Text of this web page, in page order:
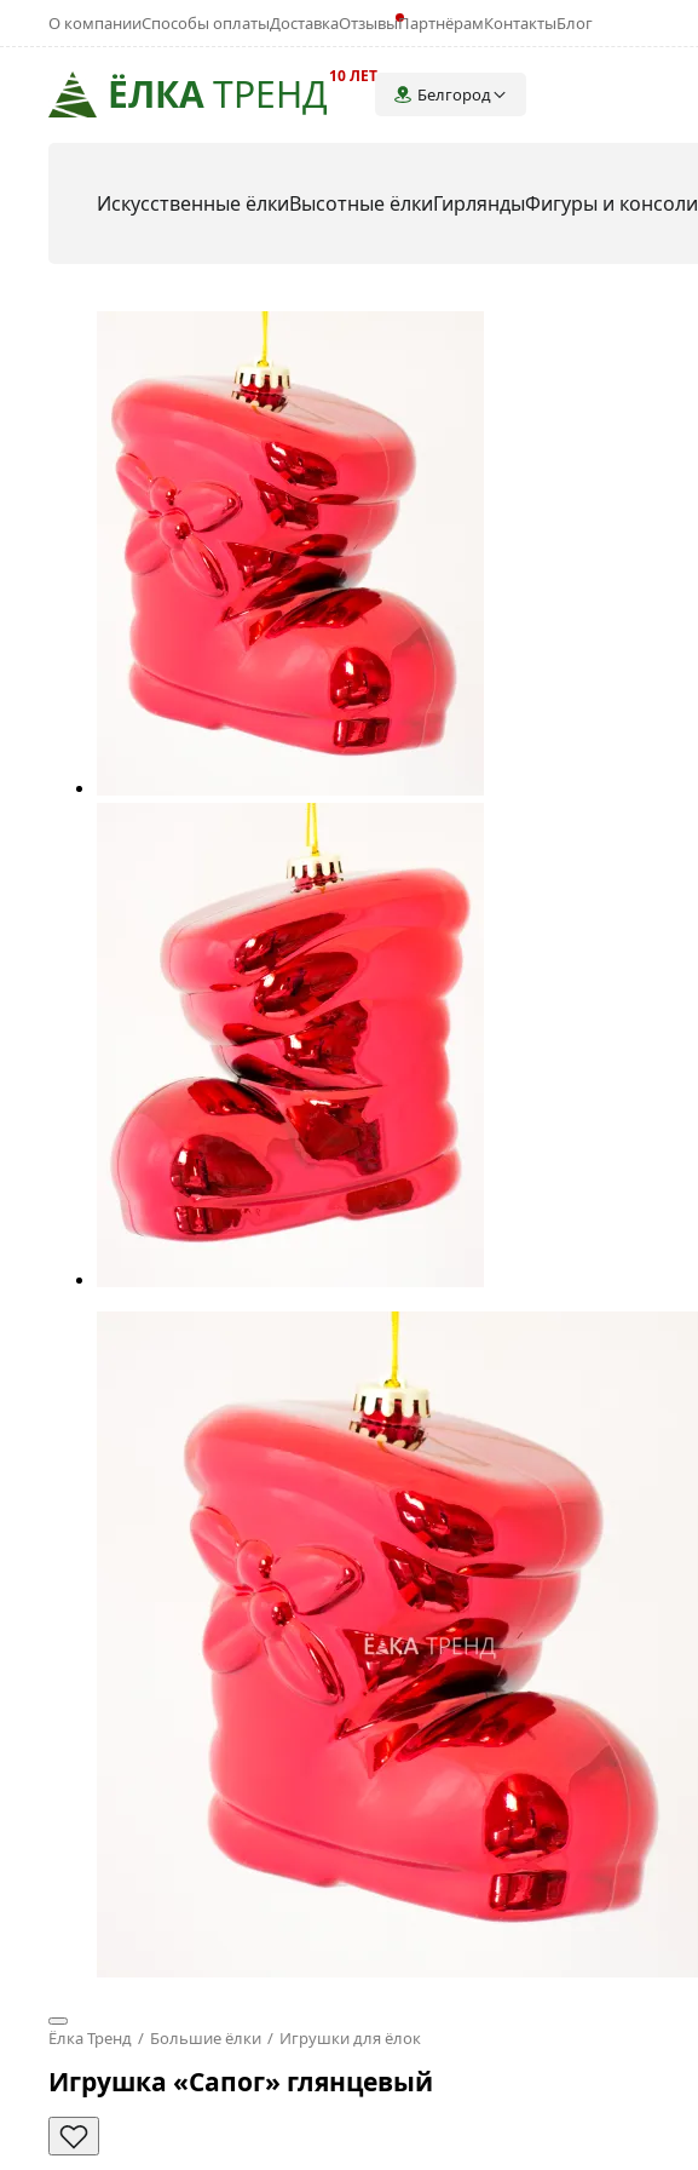
ЁЛКАТРЕНД10 ЛЕТ
Белгород
О компанииСпособы оплатыДоставкаОтзывыПартнёрамКонтактыБлог
Искусственные ёлкиВысотные ёлкиГирляндыФигуры и консоли
Ёлка Тренд Большие ёлки Игрушки для ёлок
Игрушка «Сапог» глянцевый